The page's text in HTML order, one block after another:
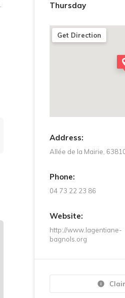
Thursday
Get Direction
Address:
Allée de la Mairie,
Phone:
04 73 22 23 86
Website:
http://www.lagentiane-
bagnols.org